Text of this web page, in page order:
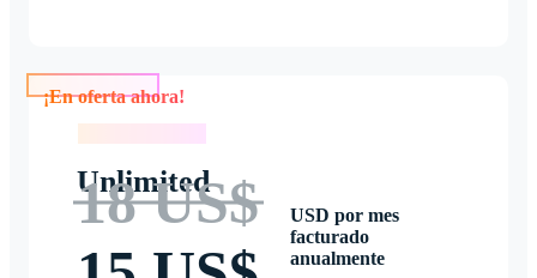
Unlimited
18 US$
USD por mes
facturado
anualmente